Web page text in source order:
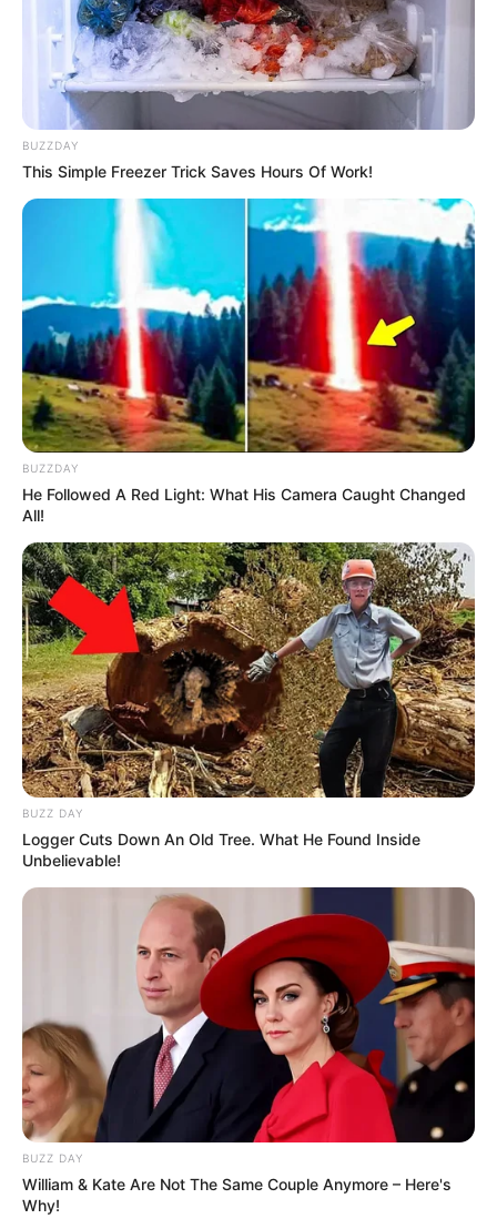
BUZZDAY
This Simple Freezer Trick Saves Hours Of Work!
BUZZDAY
He Followed A Red Light: What His Camera Caught Changed
All!
BUZZ DAY
Logger Cuts Down An Old Tree. What He Found Inside
Unbelievable!
BUZZ DAY
William & Kate Are Not The Same Couple Anymore – Here's
Why!